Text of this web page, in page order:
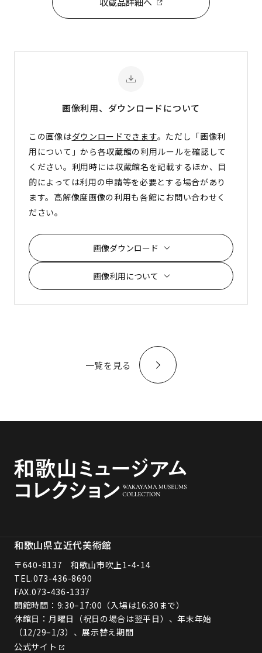
画像利用、ダウンロードについて
この画像はダウンロードできます。ただし「画像利
用について」から各収蔵館の利用ルールを確認して
ください。利用時には収蔵館名を記載するほか、目
的によっては利用の申請等を必要とする場合があり
ます。高解像度画像の利用も各館にお問い合わせく
ださい。
画像ダウンロード
画像利用について
一覧を見る
和歌山県立近代美術館
〒640-8137 和歌山市吹上1-4-14
TEL.073-436-8690
FAX.073-436-1337
開館時間：9:30–17:00（入場は16:30まで）
休館日：月曜日（祝日の場合は翌平日）、年末年始
（12/29–1/3）、展示替え期間
公式サイト